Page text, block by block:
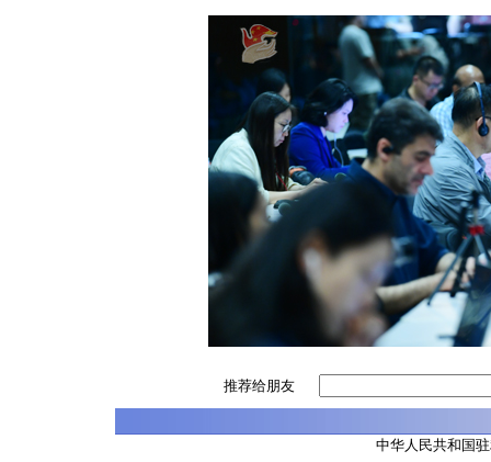
推荐给朋友
中华人民共和国